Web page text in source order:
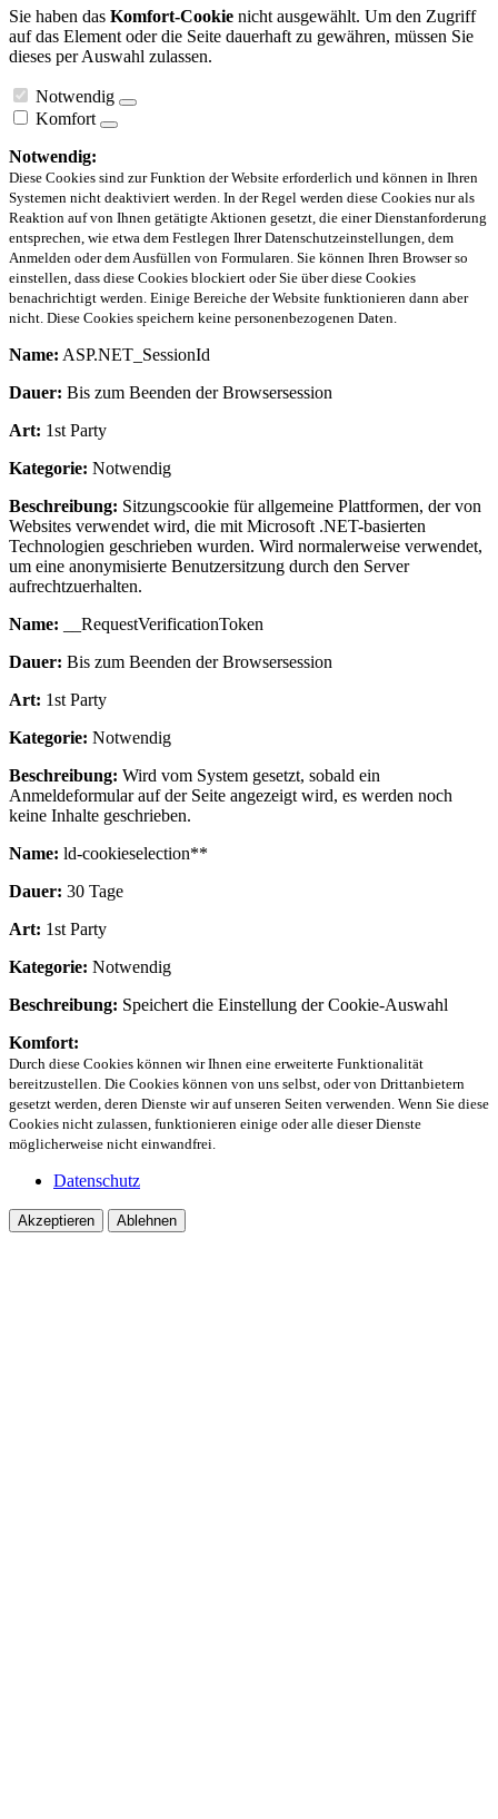
Sie haben das Komfort-Cookie nicht ausgewählt. Um den Zugriff
auf das Element oder die Seite dauerhaft zu gewähren, müssen Sie
dieses per Auswahl zulassen.
Notwendig
Komfort
Notwendig:
Diese Cookies sind zur Funktion der Website erforderlich und können in Ihren
Systemen nicht deaktiviert werden. In der Regel werden diese Cookies nur als
Reaktion auf von Ihnen getätigte Aktionen gesetzt, die einer Dienstanforderung
entsprechen, wie etwa dem Festlegen Ihrer Datenschutzeinstellungen, dem
Anmelden oder dem Ausfüllen von Formularen. Sie können Ihren Browser so
einstellen, dass diese Cookies blockiert oder Sie über diese Cookies
benachrichtigt werden. Einige Bereiche der Website funktionieren dann aber
nicht. Diese Cookies speichern keine personenbezogenen Daten.
Name: ASP.NET_SessionId
Dauer: Bis zum Beenden der Browsersession
Art: 1st Party
Kategorie: Notwendig
Beschreibung: Sitzungscookie für allgemeine Plattformen, der von
Websites verwendet wird, die mit Microsoft .NET-basierten
Technologien geschrieben wurden. Wird normalerweise verwendet,
um eine anonymisierte Benutzersitzung durch den Server
aufrechtzuerhalten.
Name: __RequestVerificationToken
Dauer: Bis zum Beenden der Browsersession
Art: 1st Party
Kategorie: Notwendig
Beschreibung: Wird vom System gesetzt, sobald ein
Anmeldeformular auf der Seite angezeigt wird, es werden noch
keine Inhalte geschrieben.
Name: ld-cookieselection**
Dauer: 30 Tage
Art: 1st Party
Kategorie: Notwendig
Beschreibung: Speichert die Einstellung der Cookie-Auswahl
Komfort:
Durch diese Cookies können wir Ihnen eine erweiterte Funktionalität
bereitzustellen. Die Cookies können von uns selbst, oder von Drittanbietern
gesetzt werden, deren Dienste wir auf unseren Seiten verwenden. Wenn Sie diese
Cookies nicht zulassen, funktionieren einige oder alle dieser Dienste
möglicherweise nicht einwandfrei.
Datenschutz
Akzeptieren Ablehnen